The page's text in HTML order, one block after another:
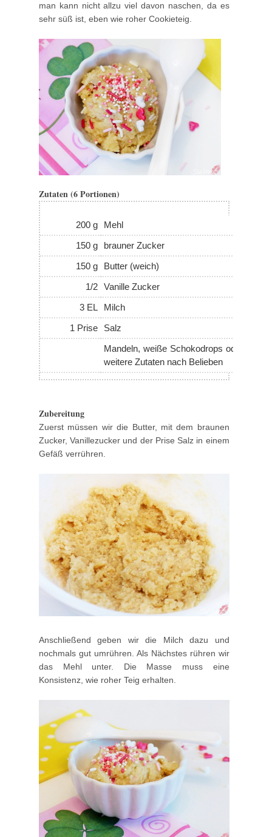
man kann nicht allzu viel davon naschen, da es
sehr süß ist, eben wie roher Cookieteig.
Zutaten (6 Portionen)
200 g
Mehl
150 g
brauner Zucker
150 g
Butter (weich)
1/2 Vanille Zucker
3 EL
Milch
1 Prise
Salz
Mandeln, weiße Schokodrops oder
weitere Zutaten nach Belieben
Zubereitung
Zuerst müssen wir die Butter, mit dem braunen
Zucker, Vanillezucker und der Prise Salz in einem
Gefäß verrühren.
Anschließend geben wir die Milch dazu und
nochmals gut umrühren. Als Nächstes rühren wir
das Mehl unter. Die Masse muss eine
Konsistenz, wie roher Teig erhalten.